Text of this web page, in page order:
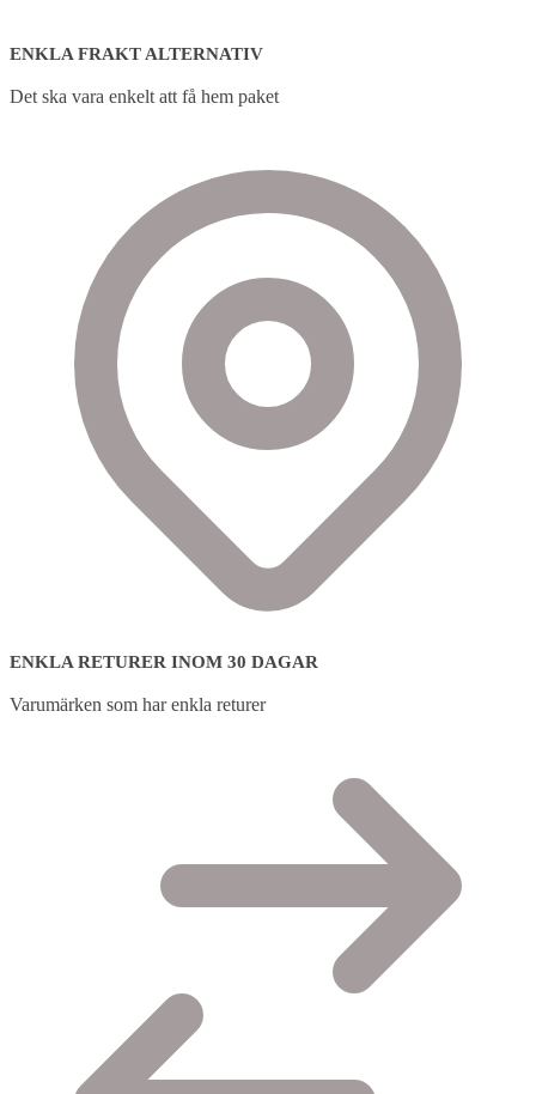
ENKLA FRAKT ALTERNATIV
Det ska vara enkelt att få hem paket
ENKLA RETURER INOM 30 DAGAR
Varumärken som har enkla returer